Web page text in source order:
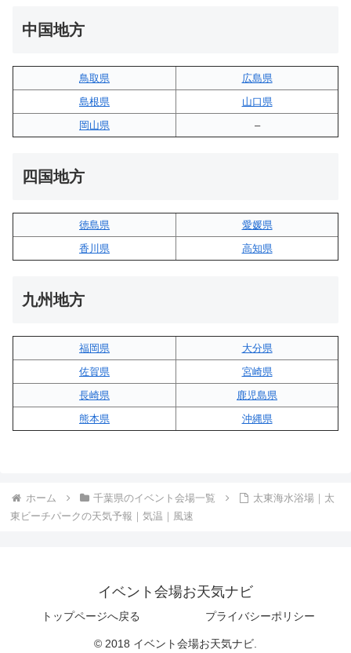
中国地方
鳥取県
広島県
島根県
山口県
岡山県
–
四国地方
徳島県
愛媛県
香川県
高知県
九州地方
福岡県
大分県
佐賀県
宮崎県
長崎県
鹿児島県
熊本県
沖縄県
ホーム 千葉県のイベント会場一覧
太東海水浴場｜太
東ビーチパークの天気予報｜気温｜風速
イベント会場お天気ナビ
トップページへ戻る プライバシーポリシー
© 2018 イベント会場お天気ナビ.